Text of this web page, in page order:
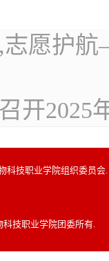
志愿护
开2025
科技职业学院组织委员会.
科技职业学院团委所有.